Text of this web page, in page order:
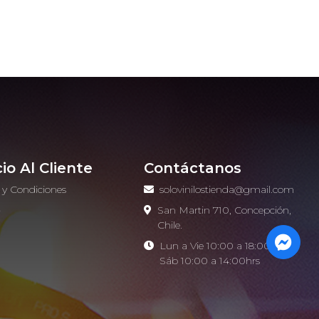
Al Cliente
Condiciones
Contáctanos
solovinilostienda@gmail.com
San Martin 710, Concepción,
Chile.
Lun a Vie 10:00 a 18:00hrs -
Sáb 10:00 a 14:00hrs